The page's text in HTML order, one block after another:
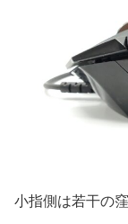
小指側は若干の